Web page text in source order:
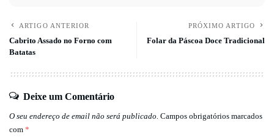
ARTIGO ANTERIOR
Cabrito Assado no Forno com
Batatas
PRÓXIMO ARTIGO
Folar da Páscoa Doce Tradicional
Deixe um Comentário
O seu endereço de email não será publicado. Campos obrigatórios marcados
com *